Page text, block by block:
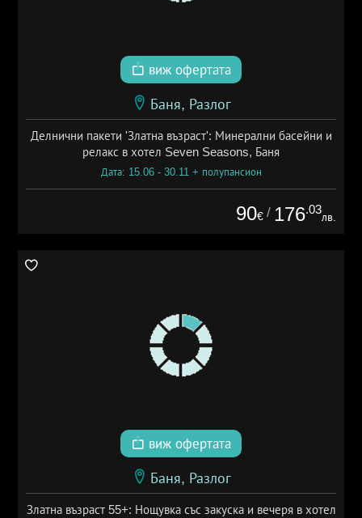
виж офертата
Баня, Разлог
Делнични пакети 'Златна възраст': Минерални басейни и
релакс в хотел Seven Seasons, Баня
Дата: 15.06 - 30.11 + полупансион
90€ / 176.03
лв.
виж офертата
Баня, Разлог
Златна възраст 55+: Нощувка със закуска и вечеря в хотел